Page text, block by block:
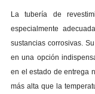
La tubería de
especialmente
sustancias corrosivas.
en una opción
en el estado de entrega
más alta que la